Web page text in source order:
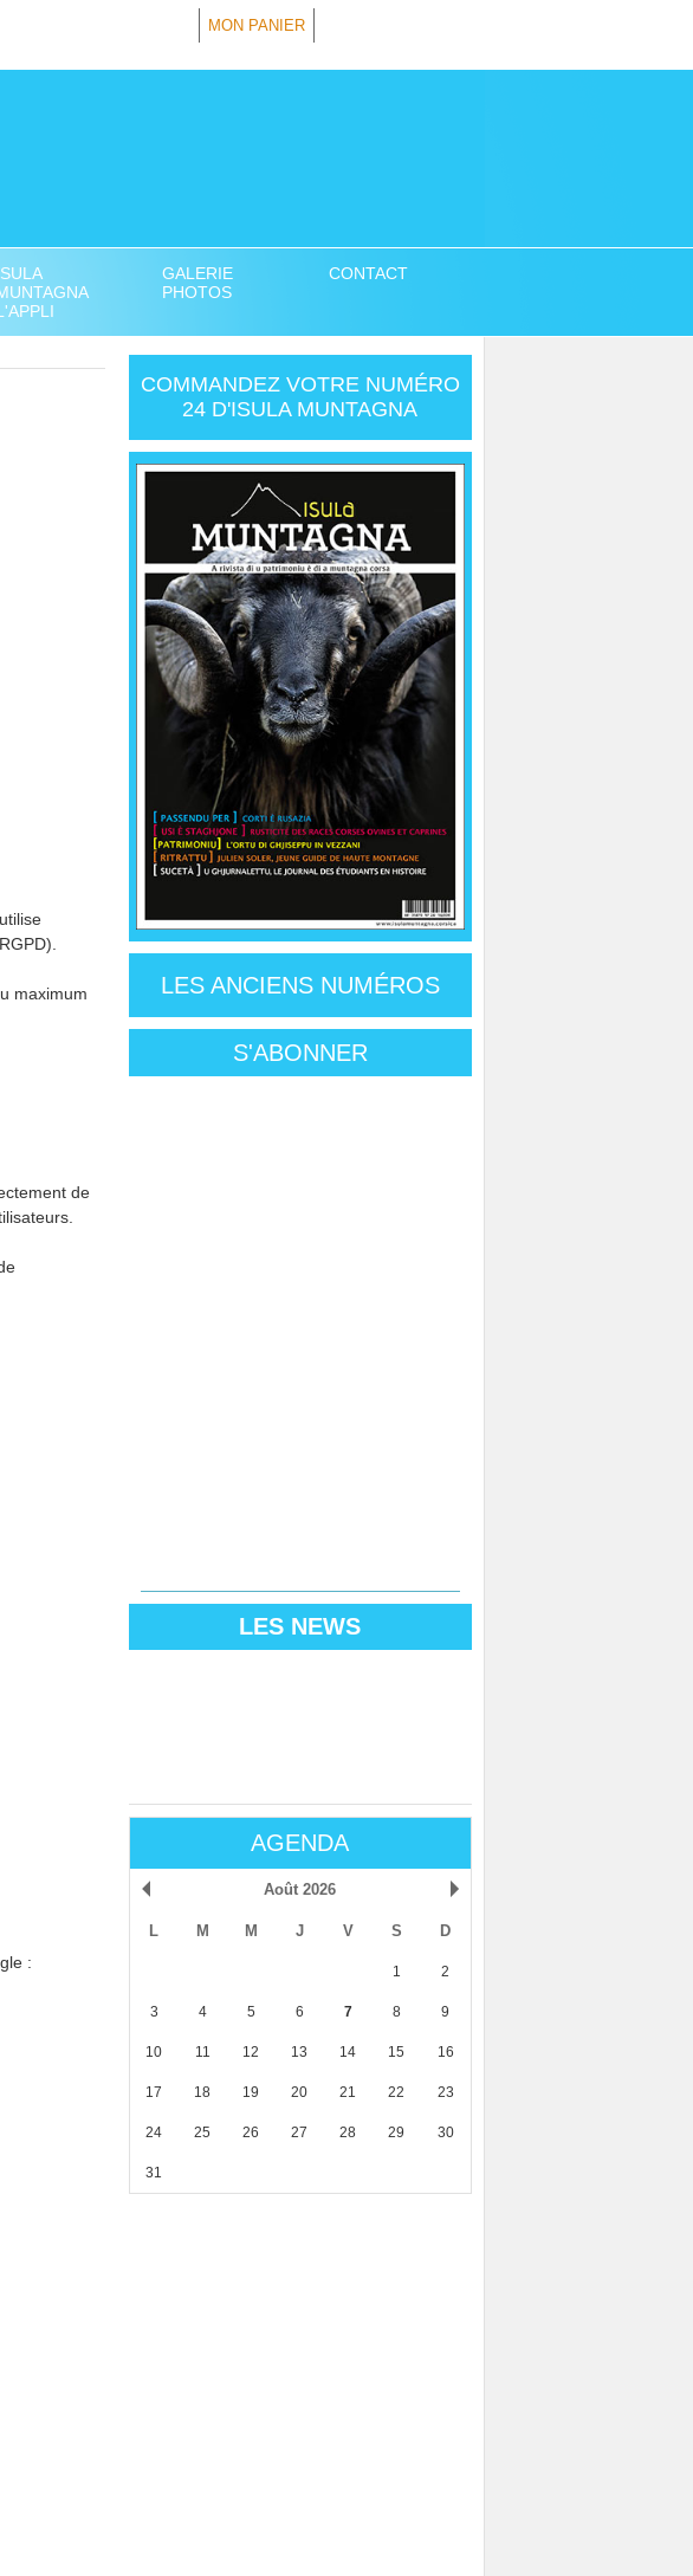
MON PANIER
GALERIE
PHOTOS
CONTACT
maximum
de
:
COMMANDEZ VOTRE NUMÉRO
24 D'ISULA MUNTAGNA
LES ANCIENS NUMÉROS
S'ABONNER
LES NEWS
AGENDA
Août 2026
L M M J V S D
1 2
3 4 5 6 7 8 9
10 11 12 13 14 15 16
17 18 19 20 21 22 23
24 25 26 27 28 29 30
31